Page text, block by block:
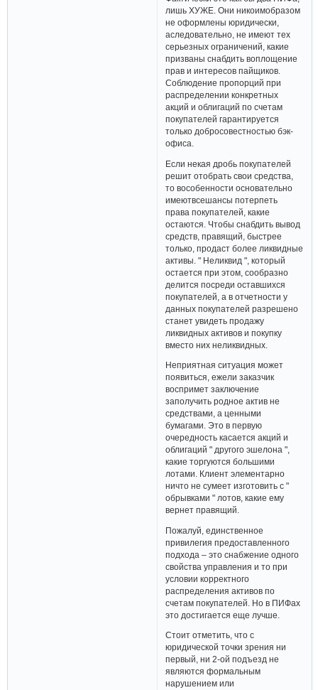
лишь ХУЖЕ. Они никоимобразом
не оформлены юридически,
аследовательно, не имеют тех
серьезных ограничений, какие
призваны снабдить воплощение
прав и интересов пайщиков.
Соблюдение пропорций при
распределении конкретных
акций и облигаций по счетам
покупателей гарантируется
только добросовестностью бэк-
офиса.
Если некая дробь покупателей
решит отобрать свои средства,
то вособенности основательно
имеютвсешансы потерпеть
права покупателей, какие
остаются. Чтобы снабдить вывод
средств, правящий, быстрее
только, продаст более ликвидные
активы. " Неликвид ", который
остается при этом, сообразно
делится посреди оставшихся
покупателей, а в отчетности у
данных покупателей разрешено
станет увидеть продажу
ликвидных активов и покупку
вместо них неликвидных.
Неприятная ситуация может
появиться, ежели заказчик
воспримет заключение
заполучить родное актив не
средствами, а ценными
бумагами. Это в первую
очередность касается акций и
облигаций " другого эшелона ",
какие торгуются большими
лотами. Клиент элементарно
ничто не сумеет изготовить с "
обрывками " лотов, какие ему
вернет правящий.
Пожалуй, единственное
привилегия предоставленного
подхода – это снабжение одного
свойства управления и то при
условии корректного
распределения активов по
счетам покупателей. Но в ПИФах
это достигается еще лучше.
Стоит отметить, что с
юридической точки зрения ни
первый, ни 2-ой подъезд не
являются формальным
нарушением или